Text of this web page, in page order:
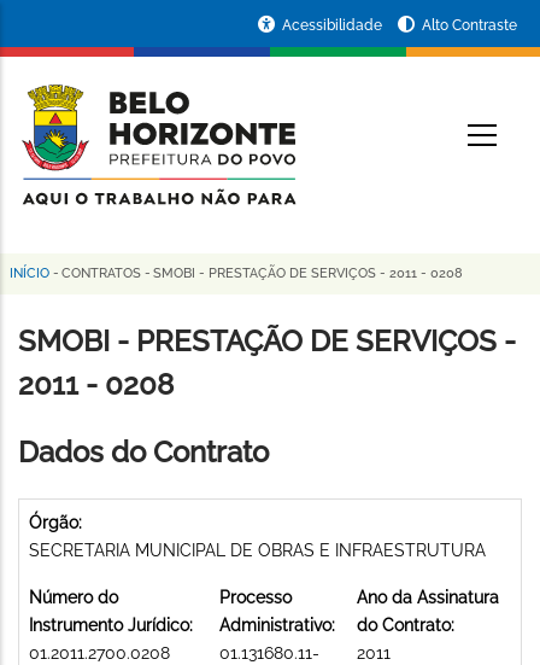
conteúdo
principal
da
Prefeitura
de
Horizonte
Acessibilidade Alto Contraste
Trilha
de
navegação
INÍCIO - CONTRATOS - SMOBI - PRESTAÇÃO DE SERVIÇOS - 2011 - 0208
SMOBI - PRESTAÇÃO DE SERVIÇOS -
2011 - 0208
Dados do Contrato
Órgão:
SECRETARIA MUNICIPAL DE OBRAS E INFRAESTRUTURA
Número do
Instrumento Jurídico:
01.2011.2700.0208
Processo
Administrativo:
01.131680.11-
Ano da Assinatura
do Contrato:
2011